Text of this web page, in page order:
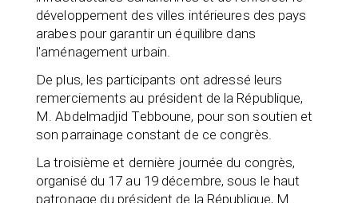
développement des villes intérieures des pays
arabes pour garantir un équilibre dans
l'aménagement urbain.
De plus, les participants ont adressé leurs
remerciements au président de la République,
M. Abdelmadjid Tebboune, pour son soutien et
son parrainage constant de ce congrès.
La troisième et dernière journée du congrès,
organisé du 17 au 19 décembre, sous le haut
patronage du président de la République, M.